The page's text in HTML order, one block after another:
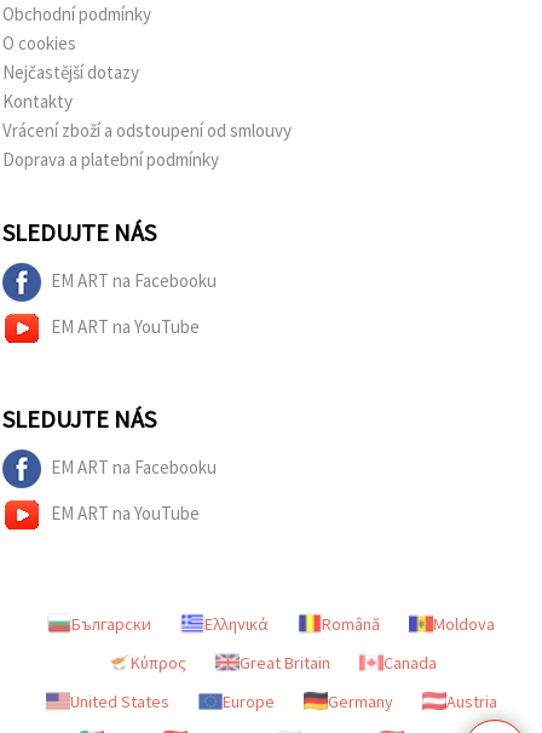
Obchodní podmínky
O cookies
Nejčastější dotazy
Kontakty
Vrácení zboží a odstoupení od smlouvy
Doprava a platební podmínky
SLEDUJTE NÁS
EM ART na Facebooku
EM ART na YouTube
SLEDUJTE NÁS
EM ART na Facebooku
EM ART na YouTube
Български Ελληνικά Română
Moldova
Κύπρος
Great Britain
Canada
United States
Europe Germany
Austria